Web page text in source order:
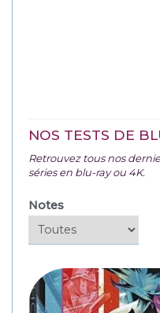
NOS TESTS DE
Retrouvez tous nos
séries en blu-ray ou 4K.
Notes